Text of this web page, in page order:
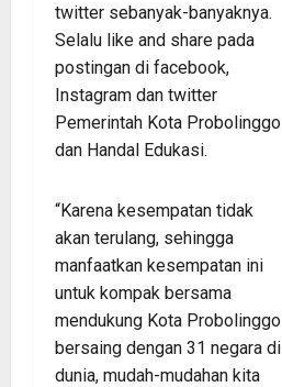
twitter sebanyak-banyaknya.
Selalu like and share pada
postingan di facebook,
Instagram dan twitter
Pemerintah Kota Probolinggo
dan Handal Edukasi.
“Karena kesempatan tidak
akan terulang, sehingga
manfaatkan kesempatan ini
untuk kompak bersama
mendukung Kota Probolinggo
bersaing dengan 31 negara di
dunia, mudah-mudahan kita